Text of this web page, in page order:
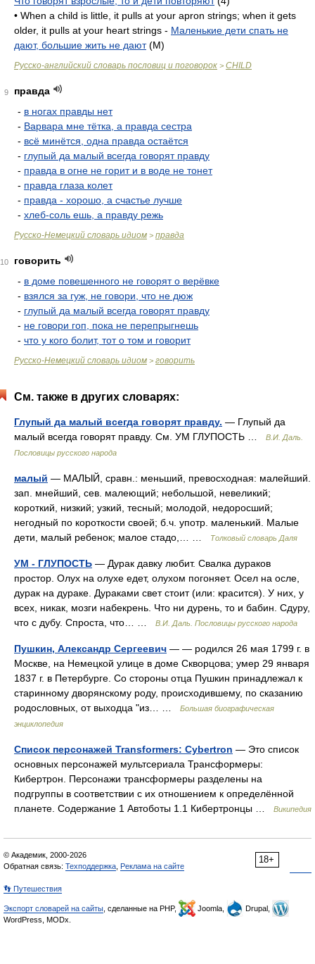
• When a child is little, it pulls at your apron strings; when it gets
older, it pulls at your heart strings - Маленькие дети спать не
дают, большие жить не дают(M)
Русско-английский словарь пословиц и поговорок > CHILD
9
правда
- в ногах правды нет
- Варвара мне тётка, а правда сестра
- всё минётся, одна правда остаётся
- глупый да малый всегда говорят правду
- правда в огне не горит и в воде не тонет
- правда глаза колет
- правда - хорошо, а счастье лучше
- хлеб-соль ешь, а правду режь
Русско-Немецкий словарь идиом > правда
10
говорить
- в доме повешенного не говорят о верёвке
- взялся за гуж, не говори, что не дюж
- глупый да малый всегда говорят правду
- не говори гоп, пока не перепрыгнешь
- что у кого болит, тот о том и говорит
Русско-Немецкий словарь идиом > говорить
См. также в других словарях:
Глупый да малый всегда говорят правду. — Глупый да
малый всегда говорят правду. См. УМ ГЛУПОСТЬ …
В.И. Даль.
Пословицы русского народа
малый — МАЛЫЙ, сравн.: меньший, превосходная: малейший.
зап. мнейший, сев. малеющий; небольшой, невеликий;
короткий, низкий; узкий, тесный; молодой, недоросший;
негодный по короткости своей; б.ч. употр. маленький. Малые
дети, малый ребенок; малое стадо,… …
Толковый словарь Даля
УМ - ГЛУПОСТЬ — Дурак давку любит. Свалка дураков
простор. Олух на олухе едет, олухом погоняет. Осел на осле,
дурак на дураке. Дураками свет стоит (или: красится). У них, у
всех, никак, мозги набекрень. Что ни дурень, то и бабин. Сдуру,
что с дубу. Спроста, что… …
В.И. Даль. Пословицы русского народа
Пушкин, Александр Сергеевич — — родился 26 мая 1799 г. в
Москве, на Немецкой улице в доме Скворцова; умер 29 января
1837 г. в Петербурге. Со стороны отца Пушкин принадлежал к
старинному дворянскому роду, происходившему, по сказанию
родословных, от выходца "из… …
Большая биографическая
энциклопедия
Список персонажей Transformers: Cybertron — Это список
основных персонажей мультсериала Трансформеры:
Кибертрон. Персонажи трансформеры разделены на
подгруппы в соответствии с их отношением к определённой
планете. Содержание 1 Автоботы 1.1 Кибертронцы …
Википедия
18+
© Академик, 2000-2026
Обратная связь: Техподдержка Реклама на сайте
👣 Путешествия
Экспорт словарей на сайты , сделанные на PHP, Joomla,
Drupal,
WordPress, MODx.